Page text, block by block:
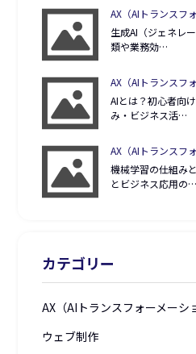
AX（AIトランスフ
生成AI（ジェネレ
類や業務効…
AX（AIトランスフ
AIとは？初心者向
み・ビジネス活…
AX（AIトランスフ
機械学習の仕組み
とビジネス応用の…
カテゴリー
AX（AIトランスフォーメーシ
ウェブ制作